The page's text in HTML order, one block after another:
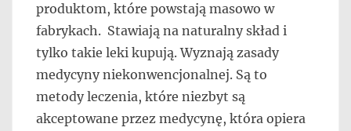
produktom, które powstają masowo w
fabrykach. Stawiają na naturalny skład i
tylko takie leki kupują. Wyznają zasady
medycyny niekonwencjonalnej. Są to
metody leczenia, które niezbyt są
akceptowane przez medycynę, która opiera